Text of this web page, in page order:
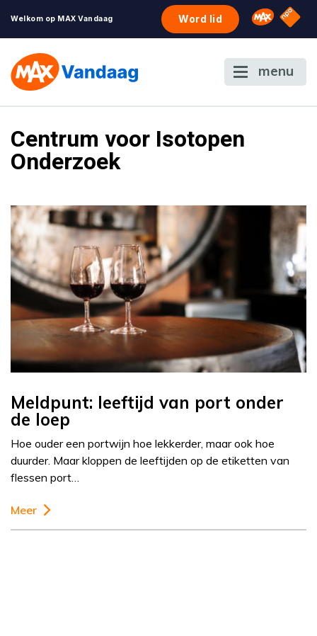
Welkom op MAX Vandaag Word lid Omroep
NPO
menu
Centrum voor Isotopen
Onderzoek
Meldpunt: leeftijd van port onder
de loep
Hoe ouder een portwijn hoe lekkerder, maar ook hoe
duurder. Maar kloppen de leeftijden op de etiketten van
flessen port…
Meer